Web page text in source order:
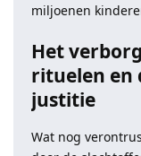
miljoenen
Het
rituelen en
justitie
Wat nog